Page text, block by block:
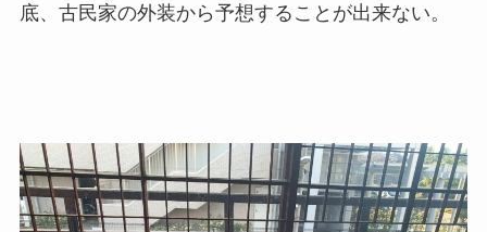
底、古民家の外装から予想することが出来ない。